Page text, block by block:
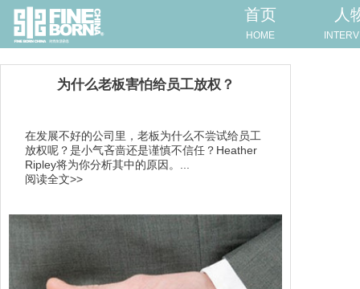
首页
HOME
人
为什么老板害怕给员工放权？
在发展不好的公司里，老板为什么不尝试给员工
放权呢？是小气吝啬还是谨慎不信任？Heather
Ripley将为你分析其中的原因。...
阅读全文>>